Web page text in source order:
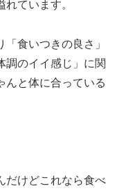
ています。
食いつきの良さ」
調のイイ感じ」に関
んと体に合っている
だけどこれなら食べ